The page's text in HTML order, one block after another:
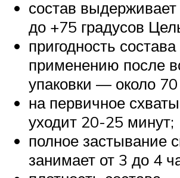
состав выдерживает
до +75 градусов
пригодность состава
применению после
упаковки — около
на первичное
уходит 20-25 минут;
полное застывание
занимает от 3 до 4